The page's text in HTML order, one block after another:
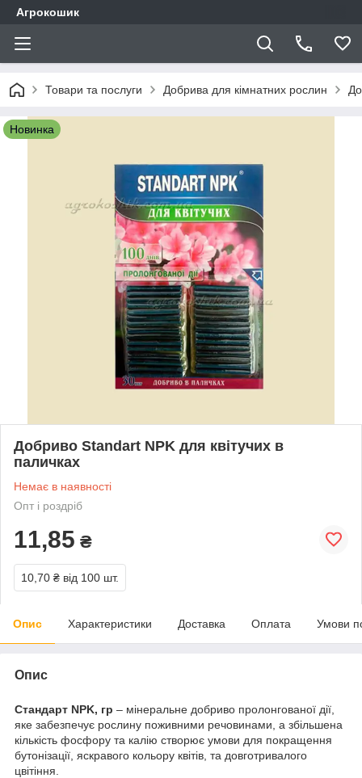
Агрокошик
Товари та послуги Добрива для кімнатних рослин
Новинка
Добриво Standart NPK для квітучих в
паличках
Немає в наявності
Опт і роздріб
11,85 ₴
10,70 ₴ від 100 шт.
Опис Характеристики Доставка Оплата Умови
Опис
Стандарт NPK, гр – мінеральне добриво пролонгованої дії,
яке забезпечує рослину поживними речовинами, а збільшена
кількість фосфору та калію створює умови для покращення
бутонізації, яскравого кольору квітів, та довготривалого
цвітіння.